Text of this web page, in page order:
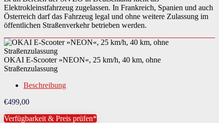
Elektrokleinstfahrzeug zugelassen. In Frankreich, Spanien und auch
Österreich darf das Fahrzeug legal und ohne weitere Zulassung im
öffentlichen Straßenverkehr betrieben werden.
OKAI E-Scooter »NEON«, 25 km/h, 40 km, ohne
Straßenzulassung
Beschreibung
€499,00
Verfügbarkeit & Preis prüfen*